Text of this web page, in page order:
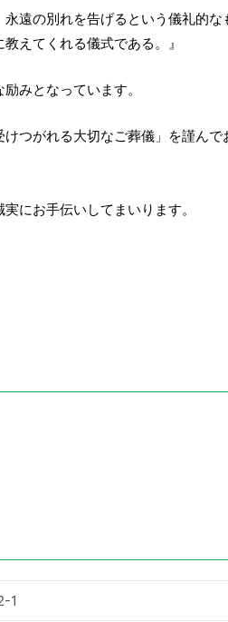
遠の別れを告げるという儀礼的
えてくれる儀式である。』
みとなっています。
つがれる大切なご葬儀」を謹ん
にお手伝いしてまいります。
1